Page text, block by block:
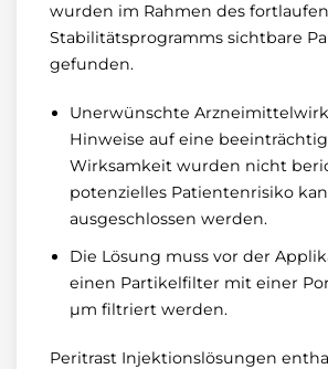
wurden im Rahmen des
Stabilitätsprogramms sichtbare
gefunden.
Unerwünschte
Hinweise auf eine
Wirksamkeit wurden nicht
potenzielles Patientenrisiko
ausgeschlossen werden.
Die Lösung muss vor der
einen Partikelfilter mit einer
µm filtriert werden.
Peritrast Injektionslösungen